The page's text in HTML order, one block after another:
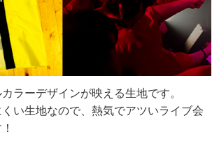
ラーデザインが映える生地です。
い生地なので、熱気でアツいライブ会